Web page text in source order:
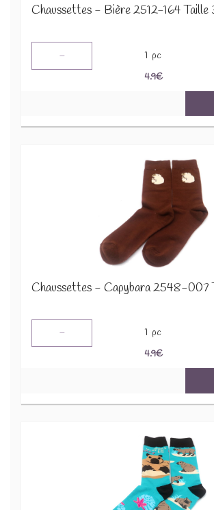
Chaussettes - Bière 2512-164
- 1 pc
4.9€
Chaussettes - Capybara 2548-007
- 1 pc
4.9€